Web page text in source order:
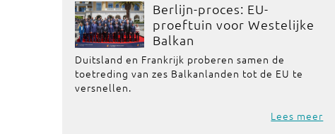
Berlijn-proces: EU-
proeftuin voor Westelijke
Balkan
Duitsland en Frankrijk proberen samen de
toetreding van zes Balkanlanden tot de EU te
versnellen.
Lees meer